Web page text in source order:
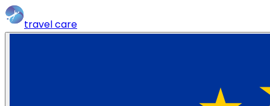
travelcare